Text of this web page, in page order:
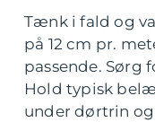
Tænk i fald og
på 12 cm pr.
passende. Sørg
Hold typisk
under dørtrin